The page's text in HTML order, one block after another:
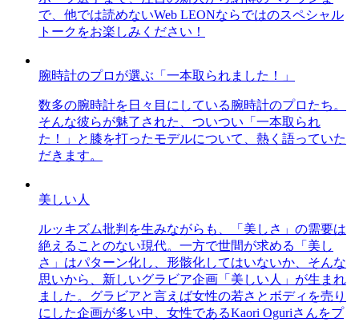
で、他では読めないWeb LEONならではのスペシャル
トークをお楽しみください！
腕時計のプロが選ぶ「一本取られました！」
数多の腕時計を日々目にしている腕時計のプロたち。
そんな彼らが魅了された、ついつい「一本取られ
た！」と膝を打ったモデルについて、熱く語っていた
だきます。
美しい人
ルッキズム批判を生みながらも、「美しさ」の需要は
絶えることのない現代。一方で世間が求める「美し
さ」はパターン化し、形骸化してはいないか、そんな
思いから、新しいグラビア企画「美しい人」が生まれ
ました。グラビアと言えば女性の若さとボディを売り
にした企画が多い中、女性であるKaori Oguriさんをプ